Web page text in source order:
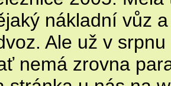
nákladní vůz
Ale už v
nemá zrovna